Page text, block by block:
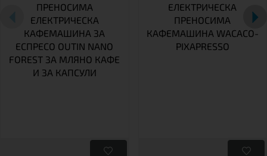
ПРЕНОСИМА
ЕЛЕКТРИЧЕСКА
КАФЕМАШИНА ЗА
ЕСПРЕСО OUTIN NANO
FOREST ЗА МЛЯНО КАФЕ
И ЗА КАПСУЛИ
ЕЛЕКТРИЧЕСКА
ПРЕНОСИМА
КАФЕМАШИНА WACACO-
PIXAPRESSO